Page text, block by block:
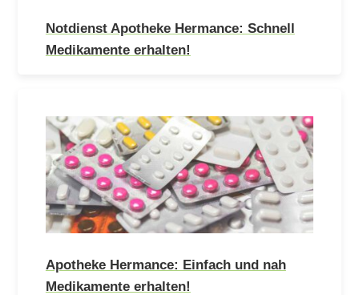
Notdienst Apotheke Hermance: Schnell
Medikamente erhalten!
Apotheke Hermance: Einfach und nah
Medikamente erhalten!